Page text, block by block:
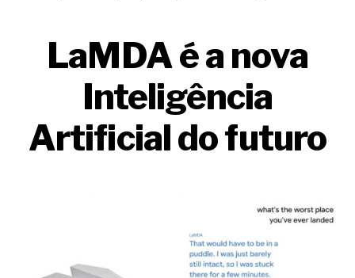
LaMDA é a nova
Inteligência
Artificial do futuro